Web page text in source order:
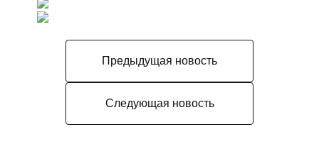
Предыдущая новость
Следующая новость